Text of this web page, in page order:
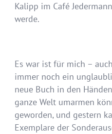
Kalipp im Café
werde.
Es war ist für mich –
immer noch ein
neue Buch in den
ganze Welt umarmen
geworden, und gestern
Exemplare der